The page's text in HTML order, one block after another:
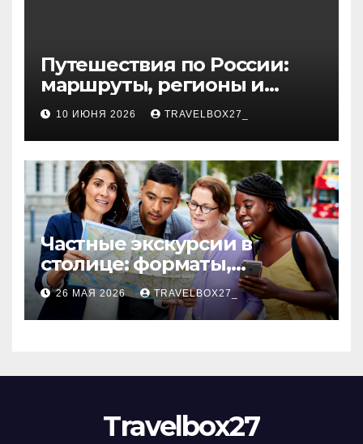
Путешествия по России:
маршруты, регионы и
особенности поездок
10 ИЮНЯ 2026 TRAVELBOX27_
Частные экскурсии в
столице: форматы,
маршруты и особенности
организации
26 МАЯ 2026 TRAVELBOX27_
Travelbox27